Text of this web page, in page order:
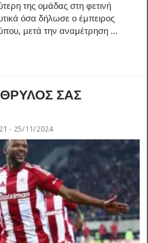
της ομάδας στη φετινή
όσα δήλωσε ο έμπειρος
μετά την αναμέτρηση ...
ΣΑΣ
- 25/11/2024